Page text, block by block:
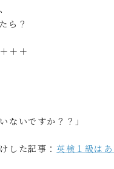
ら？
＋＋
ないですか？？」
した記事： 英検１級は